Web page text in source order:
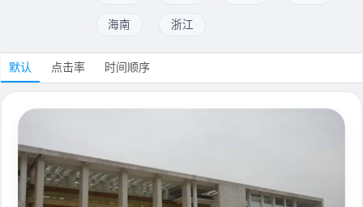
海南 浙江
默认 点击率 时间顺序